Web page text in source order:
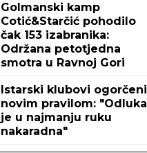
Golmanski kamp
Cotić&Starčić pohodilo
čak 153 izabranika:
Održana petotjedna
smotra u Ravnoj Gori
Istarski klubovi ogorčeni
novim pravilom: "Odluka
je u najmanju ruku
nakaradna"